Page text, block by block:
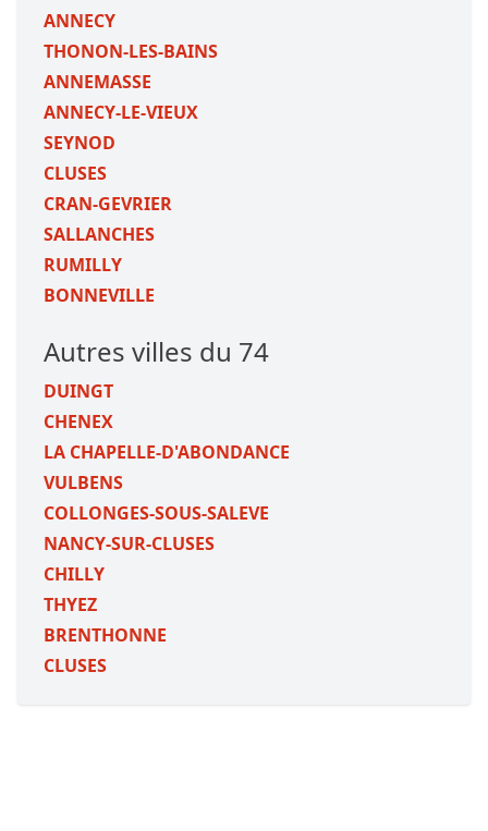
ANNECY
THONON-LES-BAINS
ANNEMASSE
ANNECY-LE-VIEUX
SEYNOD
CLUSES
CRAN-GEVRIER
SALLANCHES
RUMILLY
BONNEVILLE
Autres villes du 74
DUINGT
CHENEX
LA CHAPELLE-D'ABONDANCE
VULBENS
COLLONGES-SOUS-SALEVE
NANCY-SUR-CLUSES
CHILLY
THYEZ
BRENTHONNE
CLUSES